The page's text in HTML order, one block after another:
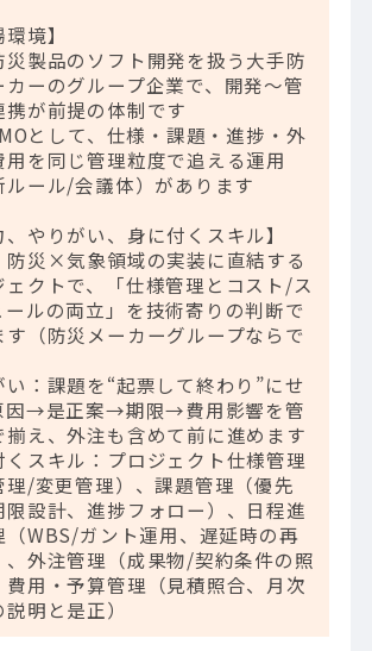
環境】
災製品のソフト開発を扱う大手防
カーのグループ企業で、開発～管
携が前提の体制です
として、仕様・課題・進捗・外
用を同じ管理粒度で追える運用
ルール/会議体）があります
、やりがい、身に付くスキル】
防災×気象領域の実装に直結する
ェクトで、「仕様管理とコスト/ス
ールの両立」を技術寄りの判断で
す（防災メーカーグループならで
い：課題を“起票して終わり”にせ
因→是正案→期限→費用影響を管
揃え、外注も含めて前に進めます
くスキル：プロジェクト仕様管理
理/変更管理）、課題管理（優先
限設計、進捗フォロー）、日程進
（WBS/ガント運用、遅延時の再
、外注管理（成果物/契約条件の照
費用・予算管理（見積照合、月次
明と是正）